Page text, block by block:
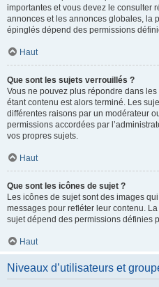
importantes et vous devez le consulter
annonces et les annonces globales, la
épinglés dépend des permissions
Haut
Que sont les sujets verrouillés ?
Vous ne pouvez plus répondre dans
étant contenu est alors terminé. Les
différentes raisons par un modérateur
permissions accordées par
vos propres sujets.
Haut
Que sont les icônes de sujet ?
Les icônes de sujet sont des images
messages pour refléter leur contenu.
sujet dépend des permissions définies
Haut
Niveaux d’utilisateurs et